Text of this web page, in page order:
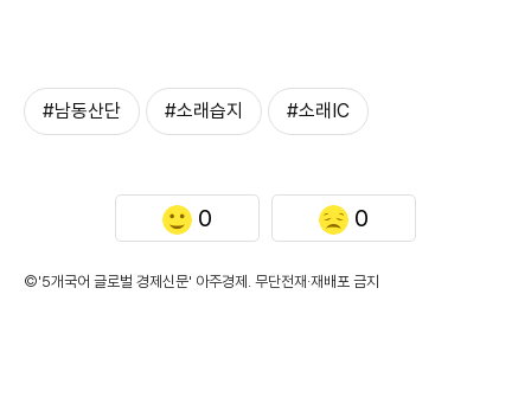
#남동산단 #소래습지 #소래IC
0 0
©'5개국어 글로벌 경제신문' 아주경제. 무단전재·재배포 금지